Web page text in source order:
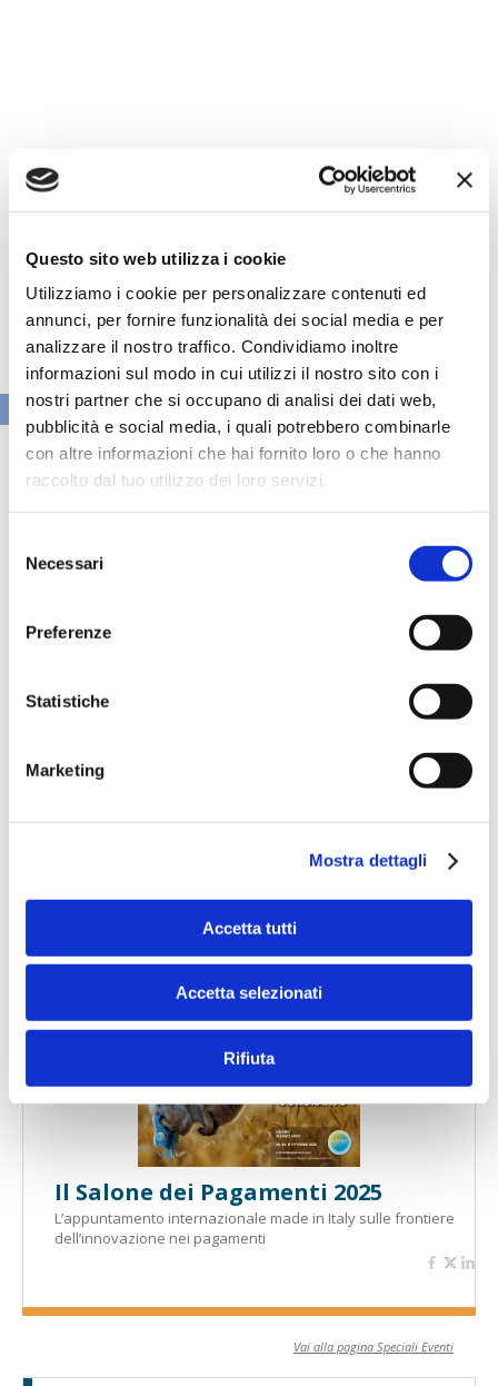
Questo sito web utilizza i cookie
Utilizziamo i cookie per personalizzare contenuti ed
annunci, per fornire funzionalità dei social media e per
analizzare il nostro traffico. Condividiamo inoltre
informazioni sul modo in cui utilizzi il nostro sito con i
nostri partner che si occupano di analisi dei dati web,
pubblicità e social media, i quali potrebbero combinarle
con altre informazioni che hai fornito loro o che hanno
raccolto dal tuo utilizzo dei loro servizi.
delNecessari
Preferenze
Statistiche
Marketing
Mostra dettagli
Accetta tutti
Accetta selezionati
Rifiuta
VAI ALLA SEZIONE BANCHE NEWS
Banche per l'inclusione
Il Salone dei Pagamenti 2025
L’appuntamento internazionale made in Italy sulle frontiere
dell’innovazione nei pagamenti
Vai alla pagina Speciali Eventi